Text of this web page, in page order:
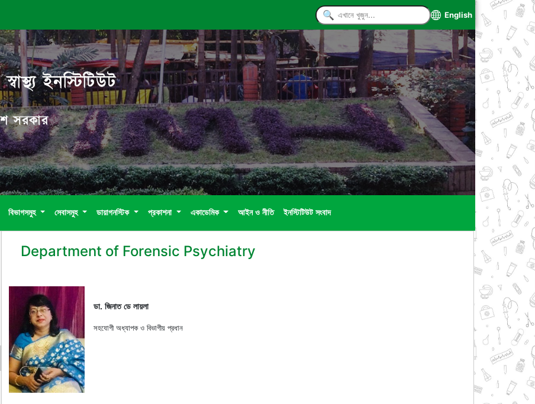
English
ইনস্টিটিউট
সরকার
বিভাগসমুহ সেবাসমুহ ডায়াগনস্টিক প্রকাশনা একাডেমিক আইন ও নীতি ইনস্টিটিউট সংবাদ
Department of Forensic Psychiatry
ডা. জিনাত ডে লায়লা
সহযোগী অধ্যাপক ও বিভাগীয় প্রধান